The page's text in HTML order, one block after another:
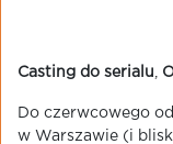
Casting do serialu
Do czerwcowego
w Warszawie (i